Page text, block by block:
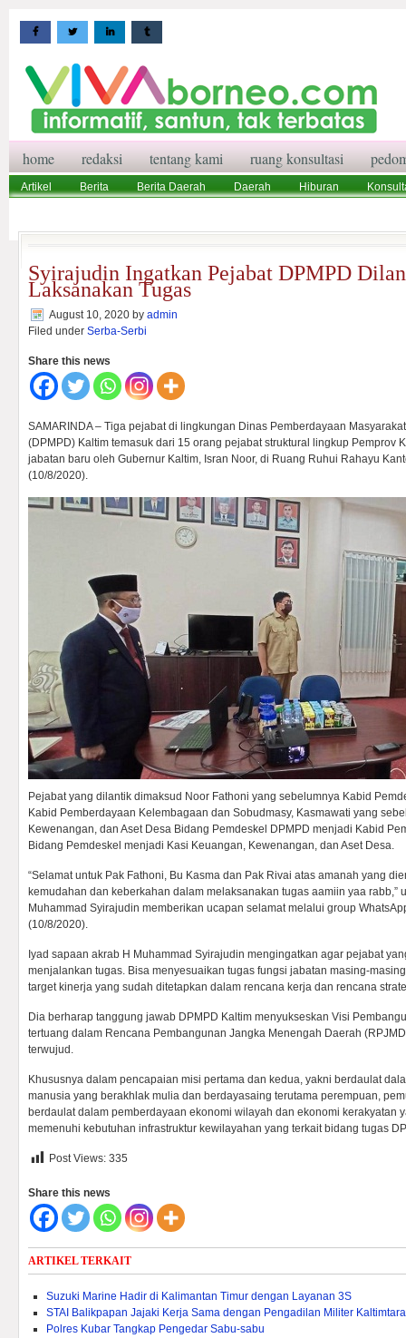
home redaksi tentang kami ruang konsultasi
Artikel Berita Berita Daerah Daerah Hiburan
Syirajudin Ingatkan Pejabat DPMPD
Laksanakan Tugas
August 10, 2020 by admin
Filed under Serba-Serbi
Share this news
SAMARINDA – Tiga pejabat di lingkungan Dinas Pemberdayaan
(DPMPD) Kaltim temasuk dari 15 orang pejabat struktural lingkup Pemprov
jabatan baru oleh Gubernur Kaltim, Isran Noor, di Ruang Ruhui Rahayu
(10/8/2020).
Pejabat yang dilantik dimaksud Noor Fathoni yang sebelumnya Kabid
Kabid Pemberdayaan Kelembagaan dan Sobudmasy, Kasmawati yang
Kewenangan, dan Aset Desa Bidang Pemdeskel DPMPD menjadi Kabid
Bidang Pemdeskel menjadi Kasi Keuangan, Kewenangan, dan Aset Desa.
“Selamat untuk Pak Fathoni, Bu Kasma dan Pak Rivai atas amanah yang
kemudahan dan keberkahan dalam melaksanakan tugas aamiin yaa rabb,”
Muhammad Syirajudin memberikan ucapan selamat melalui group
(10/8/2020).
Iyad sapaan akrab H Muhammad Syirajudin mengingatkan agar pejabat
menjalankan tugas. Bisa menyesuaikan tugas fungsi jabatan masing-
target kinerja yang sudah ditetapkan dalam rencana kerja dan rencana
Dia berharap tanggung jawab DPMPD Kaltim menyukseskan Visi
tertuang dalam Rencana Pembangunan Jangka Menengah Daerah
terwujud.
Khususnya dalam pencapaian misi pertama dan kedua, yakni berdaulat
manusia yang berakhlak mulia dan berdayasaing terutama perempuan,
berdaulat dalam pemberdayaan ekonomi wilayah dan ekonomi kerakyatan
memenuhi kebutuhan infrastruktur kewilayahan yang terkait bidang tugas
Post Views: 335
Share this news
ARTIKEL TERKAIT
Suzuki Marine Hadir di Kalimantan Timur dengan Layanan 3S
STAI Balikpapan Jajaki Kerja Sama dengan Pengadilan Militer Kaltimtara
Polres Kubar Tangkap Pengedar Sabu-sabu